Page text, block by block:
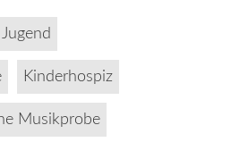
Jugend
Kinderhospiz
Musikprobe